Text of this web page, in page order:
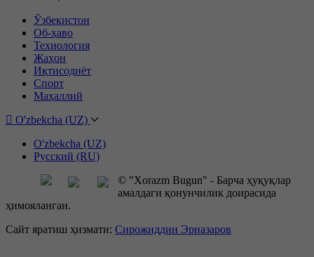
Ўзбекистон
Об-ҳаво
Технология
Жаҳон
Иқтисодиёт
Спорт
Маҳаллий
O'zbekcha (UZ)
O'zbekcha (UZ)
Русский (RU)
© "Xorazm Bugun" - Барча ҳуқуқлар
амалдаги қонунчилик доирасида
ҳимояланган.
Сайт яратиш ҳизмати: Сирожиддин Эрназаров